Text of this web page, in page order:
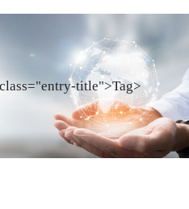
<h1 class="entry-title">Tag: شهادة TOT</h1>